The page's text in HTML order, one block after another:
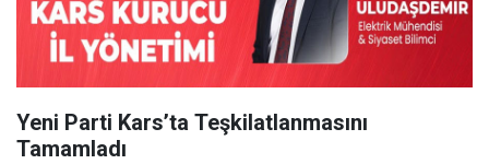
Yeni Parti Kars’ta Teşkilatlanmasını
Tamamladı